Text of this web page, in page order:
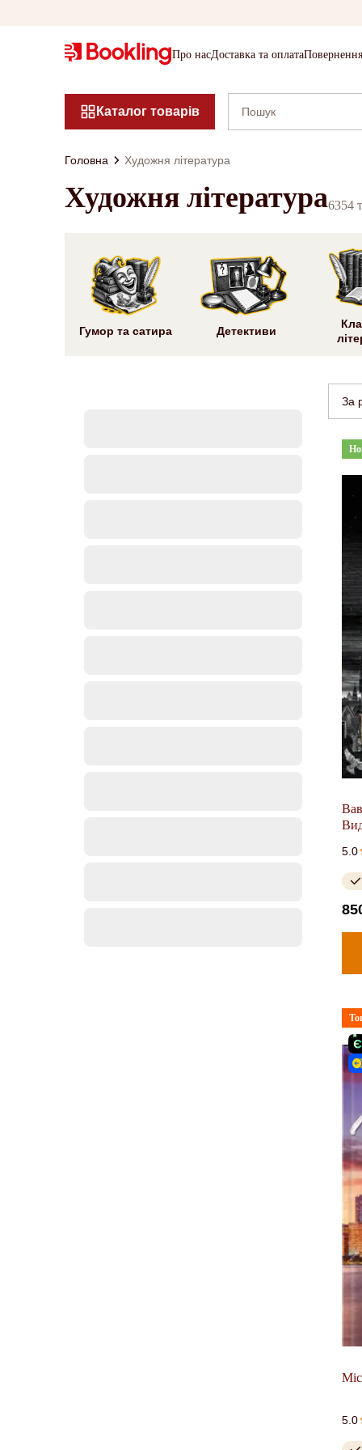
Про насДоставка та оплата
Каталог товарів
Головна Художня література
Художня література6354
Гумор та сатира Детективи
За
5.0
5.0